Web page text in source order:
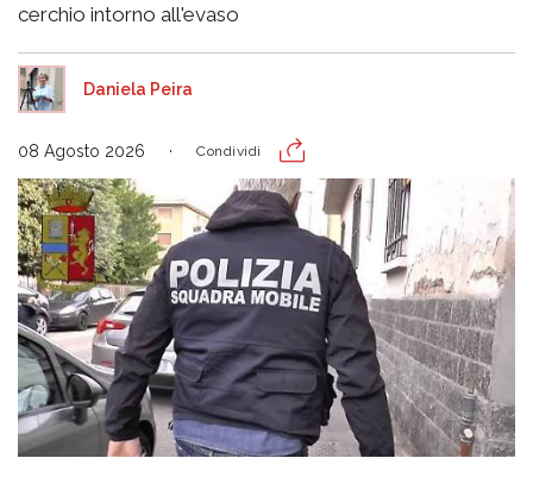
cerchio intorno all'evaso
Daniela Peira
08 Agosto 2026 Condividi